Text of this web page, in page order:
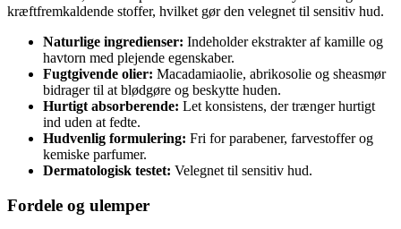
kræftfremkaldende stoffer, hvilket gør den velegnet til sensitiv hud.
Naturlige ingredienser: Indeholder ekstrakter af kamille og
havtorn med plejende egenskaber.
Fugtgivende olier: Macadamiaolie, abrikosolie og sheasmør
bidrager til at blødgøre og beskytte huden.
Hurtigt absorberende: Let konsistens, der trænger hurtigt
ind uden at fedte.
Hudvenlig formulering: Fri for parabener, farvestoffer og
kemiske parfumer.
Dermatologisk testet: Velegnet til sensitiv hud.
Fordele og ulemper